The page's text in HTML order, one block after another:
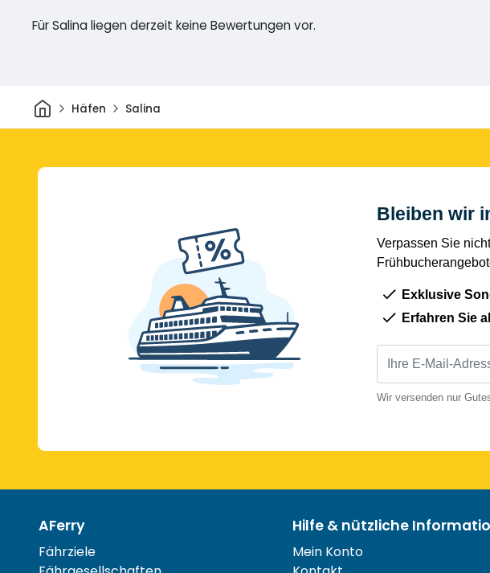
Für Salina liegen derzeit keine Bewertungen vor.
HeimHäfen Salina
Bleiben wir
Verpassen Sie
Exklusive
Erfahren Sie
Wir versenden nur
AFerry
Fährziele
Hilfe & nützliche
Mein Konto